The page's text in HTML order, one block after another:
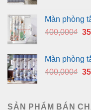
Màn phòng
400,000₫
Màn phòng
400,000₫
SẢN PHẨM BÁN